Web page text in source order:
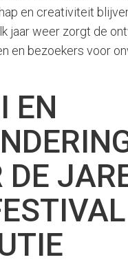
en creativiteit
jaar weer zorgt de
en bezoekers voor
EN
DE